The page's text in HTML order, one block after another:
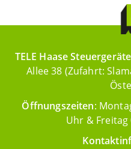
TELE Haase
Allee 38 (Zufahrt:
Öffnungszeiten:
Uhr & Freitag